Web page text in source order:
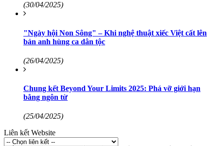
(30/04/2025)
"Ngày hội Non Sông" – Khi nghệ thuật xiếc Việt cất lên
bản anh hùng ca dân tộc
(26/04/2025)
Chung kết Beyond Your Limits 2025: Phá vỡ giới hạn
bằng ngôn từ
(25/04/2025)
Liên kết Website